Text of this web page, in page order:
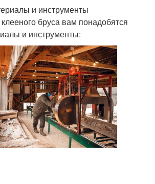
и инструменты
бруса вам понадобятся
и инструменты: